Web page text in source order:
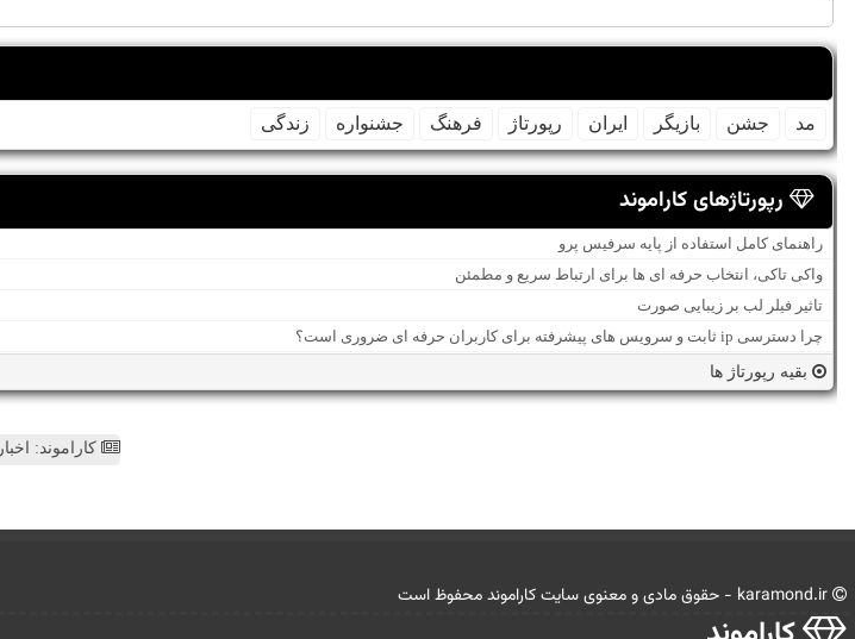
مد جشن بازیگر ایران رپورتاژ فرهنگ جشنواره زندگی
رپورتاژهای کاراموند
راهنمای کامل استفاده از پایه سرفیس پرو
واکی تاکی، انتخاب حرفه ای ها برای ارتباط سریع و مطمئن
تاثیر فیلر لب بر زیبایی صورت
چرا دسترسی ip ثابت و سرویس های پیشرفته برای کاربران حرفه ای ضروری است؟
بقیه رپورتاژ ها
کاراموند: اخبار